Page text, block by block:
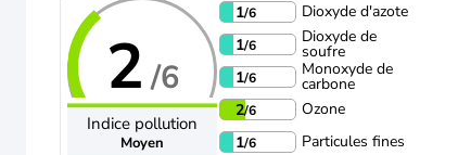
2 /6
Indice pollution
Moyen
1/6
Dioxyde d'azote
1/6 Dioxyde de
soufre
1/6 Monoxyde de
carbone
2/6
Ozone
1/6
Particules fines